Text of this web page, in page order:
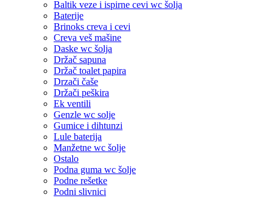
Baltik veze i ispirne cevi wc šolja
Baterije
Brinoks creva i cevi
Creva veš mašine
Daske wc šolja
Držač sapuna
Držač toalet papira
Drzači čaše
Držači peškira
Ek ventili
Genzle wc solje
Gumice i dihtunzi
Lule baterija
Manžetne wc šolje
Ostalo
Podna guma wc šolje
Podne rešetke
Podni slivnici